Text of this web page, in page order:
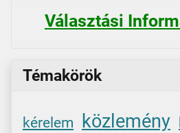
Választási
Témakörök
kérelem közlemény